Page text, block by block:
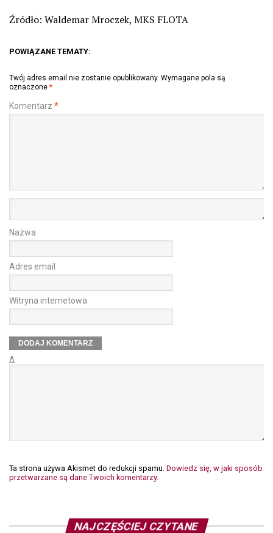
Źródło: Waldemar Mroczek, MKS FLOTA
POWIĄZANE TEMATY:
Twój adres email nie zostanie opublikowany. Wymagane pola są
oznaczone *
Komentarz *
Nazwa
Adres email
Witryna internetowa
Δ
Ta strona używa Akismet do redukcji spamu. Dowiedz się, w jaki sposób
przetwarzane są dane Twoich komentarzy.
NAJCZĘŚCIEJ CZYTANE